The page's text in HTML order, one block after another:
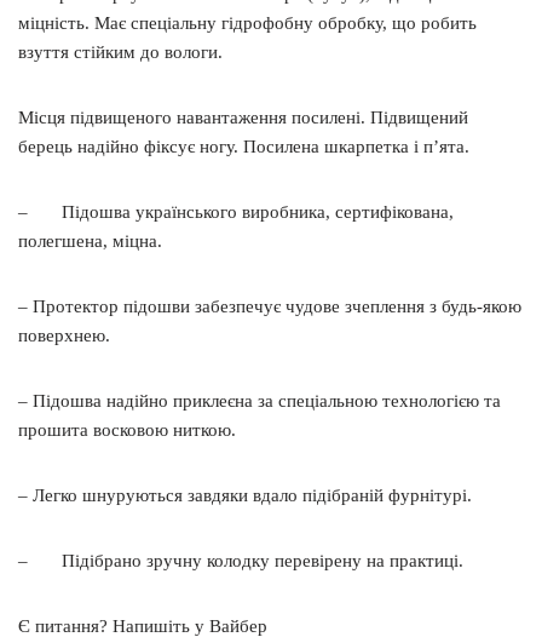
міцність. Має спеціальну гідрофобну обробку, що робить
взуття стійким до вологи.
Місця підвищеного навантаження посилені. Підвищений
берець надійно фіксує ногу. Посилена шкарпетка і п’ята.
– Підошва українського виробника, сертифікована,
полегшена, міцна.
– Протектор підошви забезпечує чудове зчеплення з будь-якою
поверхнею.
– Підошва надійно приклеєна за спеціальною технологією та
прошита восковою ниткою.
– Легко шнуруються завдяки вдало підібраній фурнітурі.
– Підібрано зручну колодку перевірену на практиці.
Є питання? Напишіть у Вайбер